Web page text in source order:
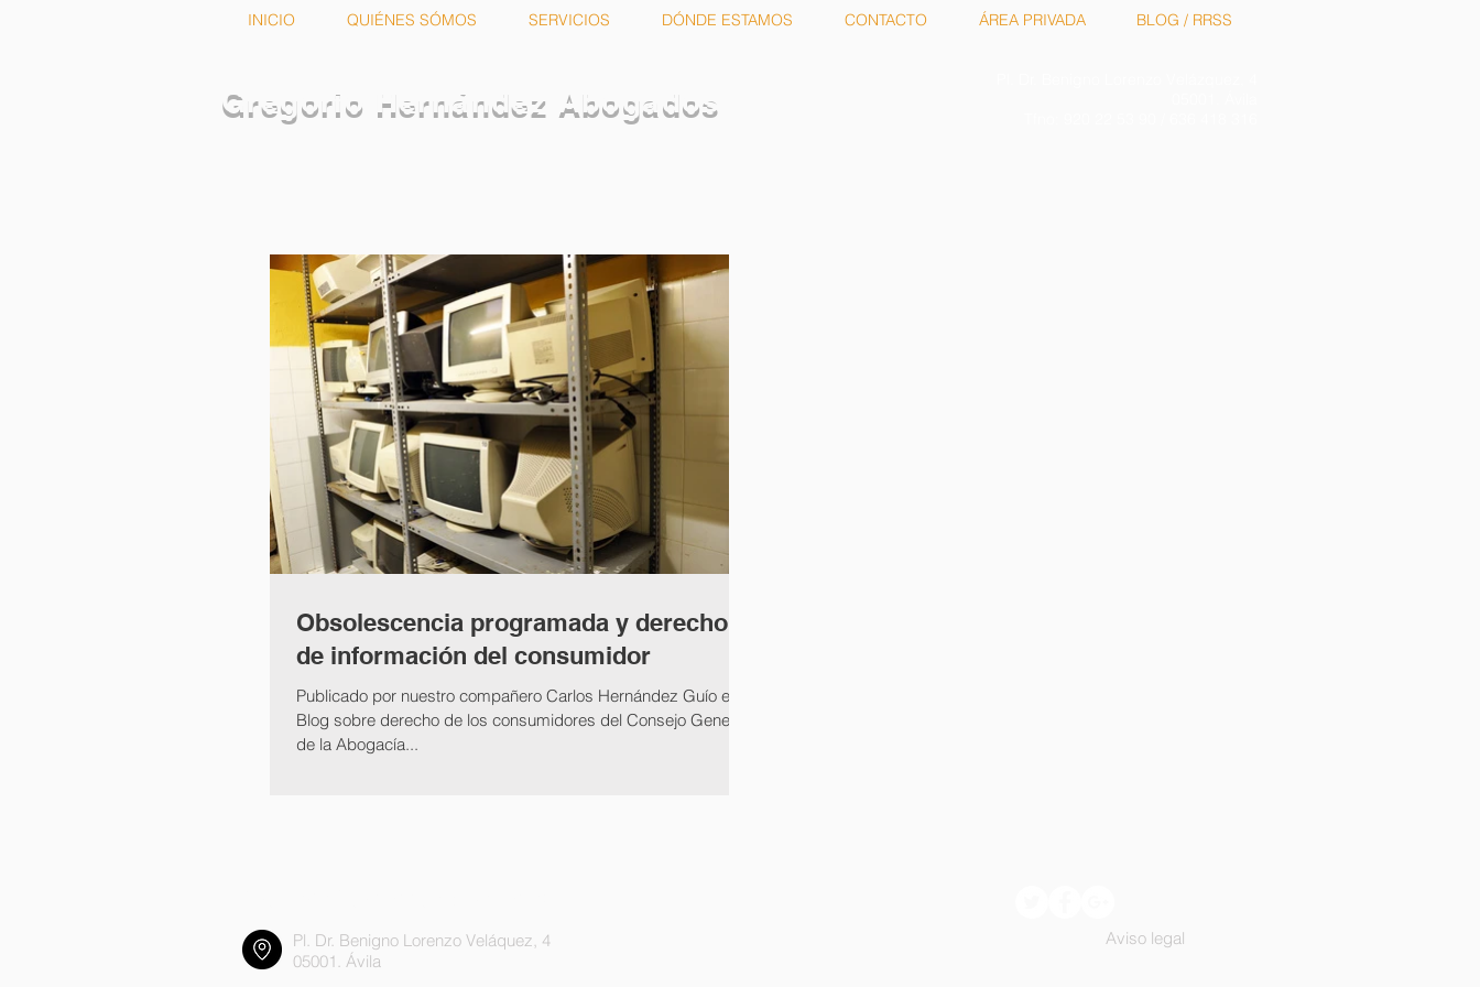
INICIO QUIÉNES SÓMOS SERVICIOS DÓNDE ESTAMOS CONTACTO ÁREA PRIVADA BLOG / RRSS
Gregorio Hernández Abogados
Obsolescencia programada y derecho
de información del consumidor
Publicado por nuestro compañero Carlos Hernández Guío en el
Blog sobre derecho de los consumidores del Consejo General
de la Abogacía...
Pl. Dr. Benigno Lorenzo Veláquez, 4
05001. Ávila
Aviso legal